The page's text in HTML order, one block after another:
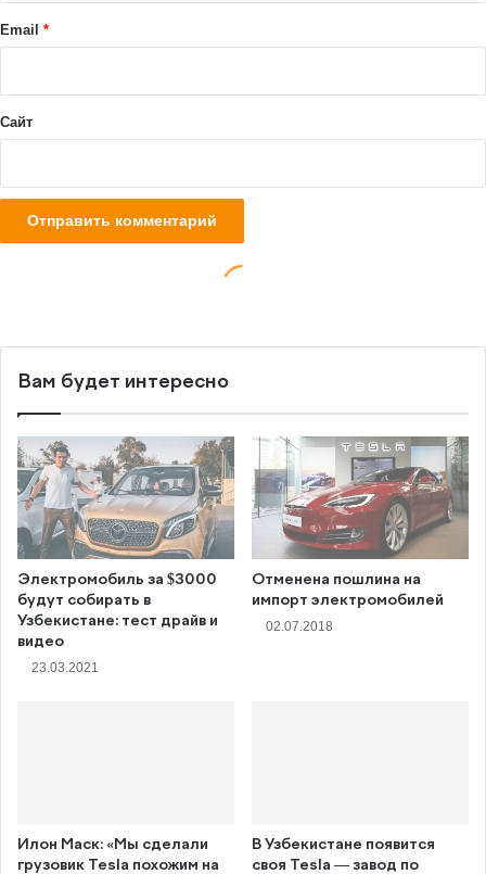
Вам будет интересно
Электромобиль за $3000
будут собирать в
Узбекистане: тест драйв и
видео
23.03.2021
Отменена пошлина на
импорт электромобилей
02.07.2018
Илон Маск: «Мы сделали
грузовик Tesla похожим на
В Узбекистане появится
своя Tesla — завод по